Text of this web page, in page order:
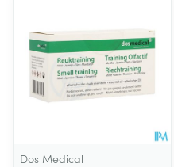
Dos Medical